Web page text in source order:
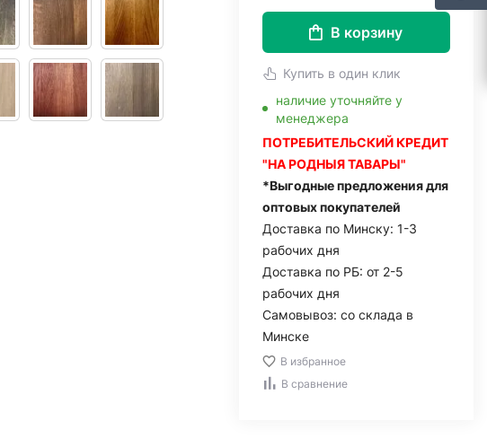
В корзину
Купить в один клик
наличие уточняйте у
менеджера
ПОТРЕБИТЕЛЬСКИЙ КРЕДИТ
"НА РОДНЫЯ ТАВАРЫ"
*Выгодные предложения для
оптовых покупателей
Доставка по Минску: 1-3
рабочих дня
Доставка по РБ: от 2-5
рабочих дня
Самовывоз: со склада в
Минске
В избранное
В сравнение